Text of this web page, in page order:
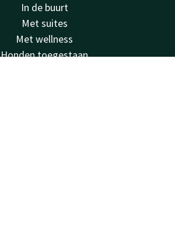
In de buurt
Met suites
Met wellness
Honden toegestaan